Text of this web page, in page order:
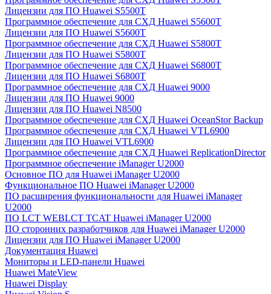
Лицензии для ПО Huawei S5500T
Программное обеспечение для СХД Huawei S5600T
Лицензии для ПО Huawei S5600T
Программное обеспечение для СХД Huawei S5800T
Лицензии для ПО Huawei S5800T
Программное обеспечение для СХД Huawei S6800T
Лицензии для ПО Huawei S6800T
Программное обеспечение для СХД Huawei 9000
Лицензии для ПО Huawei 9000
Лицензии для ПО Huawei N8500
Программное обеспечение для СХД Huawei OceanStor Backup
Программное обеспечение для СХД Huawei VTL6900
Лицензии для ПО Huawei VTL6900
Программное обеспечение для СХД Huawei ReplicationDirector
Программное обеспечение iManager U2000
Основное ПО для Huawei iManager U2000
Функциональное ПО Huawei iManager U2000
ПО расширения функциональности для Huawei iManager
U2000
ПО LCT WEBLCT TCAT Huawei iManager U2000
ПО сторонних разработчиков для Huawei iManager U2000
Лицензии для ПО Huawei iManager U2000
Документация Huawei
Мониторы и LED-панели Huawei
Huawei MateView
Huawei Display